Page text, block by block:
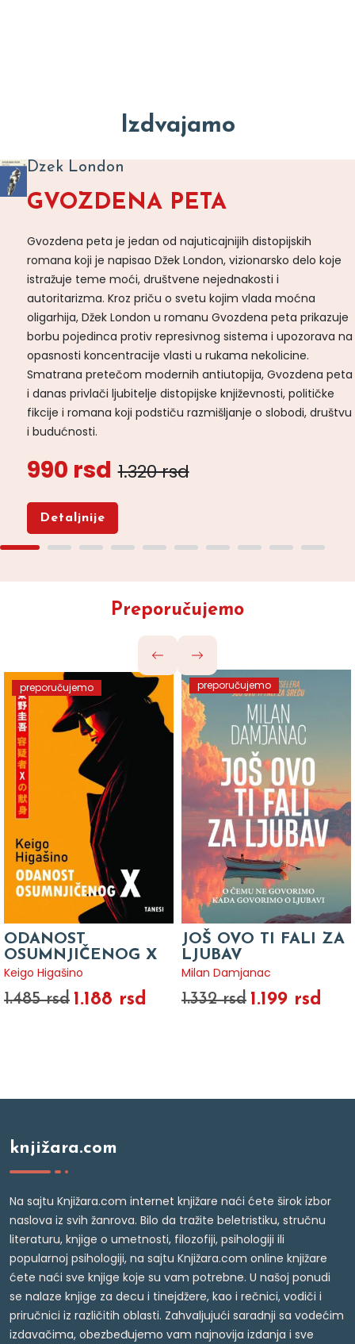
Izdvajamo
Dzek London
GVOZDENA PETA
Gvozdena peta je jedan od najuticajnijih distopijskih
romana koji je napisao Džek London, vizionarsko delo koje
istražuje teme moći, društvene nejednakosti i
autoritarizma. Kroz priču o svetu kojim vlada moćna
oligarhija, Džek London u romanu Gvozdena peta prikazuje
borbu pojedinca protiv represivnog sistema i upozorava na
opasnosti koncentracije vlasti u rukama nekolicine.
Smatrana pretečom modernih antiutopija, Gvozdena peta
i danas privlači ljubitelje distopijske književnosti, političke
fikcije i romana koji podstiču razmišljanje o slobodi, društvu
i budućnosti.
990 rsd 1.320 rsd
Detaljnije
Preporučujemo
preporučujemo
ODANOST
OSUMNJIČENOG X
Keigo Higašino
1.485 rsd 1.188 rsd
preporučujemo
JOŠ OVO TI FALI ZA
LJUBAV
Milan Damjanac
1.332 rsd 1.199 rsd
knjižara.com
Na sajtu Knjižara.com internet knjižare naći ćete širok izbor
naslova iz svih žanrova. Bilo da tražite beletristiku, stručnu
literaturu, knjige o umetnosti, filozofiji, psihologiji ili
popularnoj psihologiji, na sajtu Knjižara.com online knjižare
ćete naći sve knjige koje su vam potrebne. U našoj ponudi
se nalaze knjige za decu i tinejdžere, kao i rečnici, vodiči i
priručnici iz različitih oblasti. Zahvaljujući saradnji sa vodećim
izdavačima, obezbeđujemo vam najnovija izdanja i sve